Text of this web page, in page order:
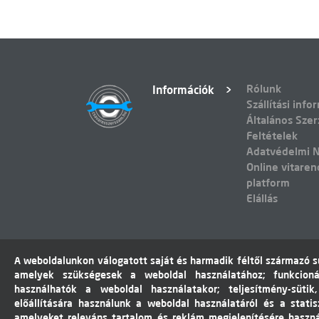
Információk
Rólunk
Szállítási
Általános
Feltételek
Adatvédelmi
Online
platform
Elállás
A weboldalunkon válogatott saját és harmadik féltől származó
amelyek szükségesek a weboldal használatához;
használhatók a weboldal használatakor; teljesítmény-
előállítására használunk a weboldal használatáról és a